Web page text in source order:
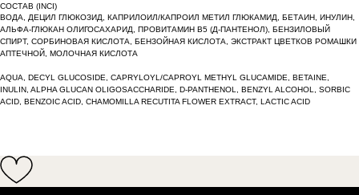
СОСТАВ (INCI)
ВОДА, ДЕЦИЛ ГЛЮКОЗИД, КАПРИЛОИЛ/КАПРОИЛ МЕТИЛ ГЛЮКАМИД, БЕТАИН, ИНУЛИН,
АЛЬФА-ГЛЮКАН ОЛИГОСАХАРИД, ПРОВИТАМИН B5 (Д-ПАНТЕНОЛ), БЕНЗИЛОВЫЙ
СПИРТ, СОРБИНОВАЯ КИСЛОТА, БЕНЗОЙНАЯ КИСЛОТА, ЭКСТРАКТ ЦВЕТКОВ РОМАШКИ
АПТЕЧНОЙ, МОЛОЧНАЯ КИСЛОТА
AQUA, DECYL GLUCOSIDE, CAPRYLOYL/CAPROYL METHYL GLUCAMIDE, BETAINE,
INULIN, ALPHA GLUCAN OLIGOSACCHARIDE, D-PANTHENOL, BENZYL ALCOHOL, SORBIC
ACID, BENZOIC ACID, CHAMOMILLA RECUTITA FLOWER EXTRACT, LACTIC ACID